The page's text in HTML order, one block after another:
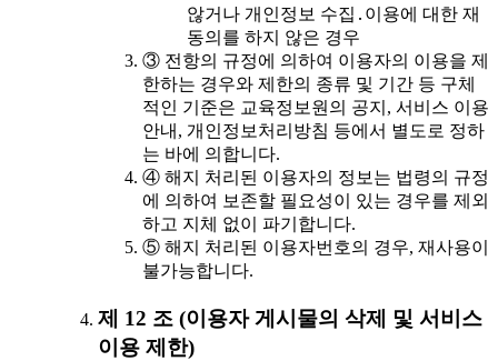
않거나 개인정보 수집․이용에 대한 재
동의를 하지 않은 경우
③ 전항의 규정에 의하여 이용자의 이용을 제
한하는 경우와 제한의 종류 및 기간 등 구체
적인 기준은 교육정보원의 공지, 서비스 이용
안내, 개인정보처리방침 등에서 별도로 정하
는 바에 의합니다.
④ 해지 처리된 이용자의 정보는 법령의 규정
에 의하여 보존할 필요성이 있는 경우를 제외
하고 지체 없이 파기합니다.
⑤ 해지 처리된 이용자번호의 경우, 재사용이
불가능합니다.
제 12 조 (이용자 게시물의 삭제 및 서비스
이용 제한)